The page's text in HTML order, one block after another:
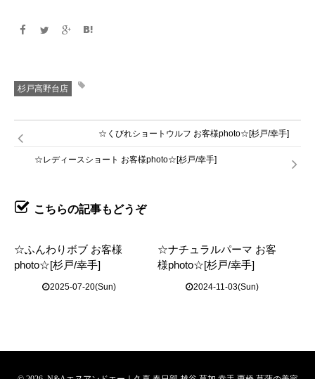
杉戸高野台店
☆くびれショートウルフ お客様photo☆[杉戸/幸手]
☆レディースショート お客様photo☆[杉戸/幸手]
こちらの記事もどうぞ
☆ふんわりボブ お客様
photo☆[杉戸/幸手]
2025-07-20(Sun)
☆ナチュラルパーマ お客
様photo☆[杉戸/幸手]
2024-11-03(Sun)